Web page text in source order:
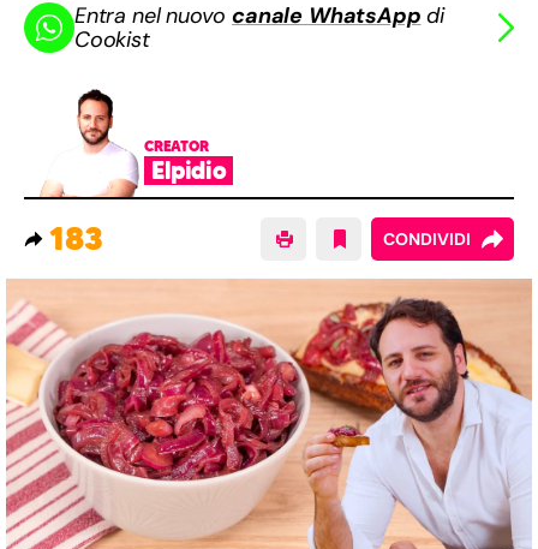
Entra nel nuovocanale WhatsApp di
Cookist
CREATOR
Elpidio
183 CONDIVIDI